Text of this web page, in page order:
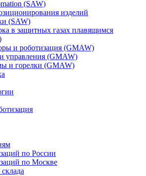
(SAW)
изделий
(SAW)
в защитных газах плавящимся
и роботизация (GMAW)
управления (GMAW)
и горелки (GMAW)
по России
по Москве